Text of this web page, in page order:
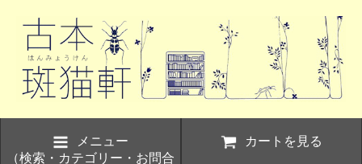
メニュー
（検索・カテゴリー・お問合
カートを見る